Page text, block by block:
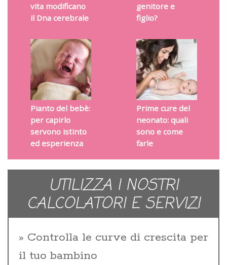
vita modificano
il Dna cerebrale
genitore e
figlio?
Pianto del bebè:
per capirlo
servono istinto
ed esperienza
Prime cure del
neonato: quali
sono e come
farle
UTILIZZA I NOSTRI
CALCOLATORI E SERVIZI
Controlla le curve di crescita per
il tuo bambino